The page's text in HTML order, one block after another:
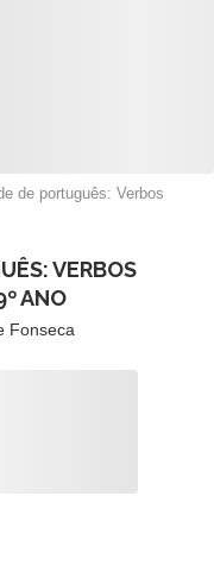
de português: Verbos
VERBOS
ANO
Fonseca